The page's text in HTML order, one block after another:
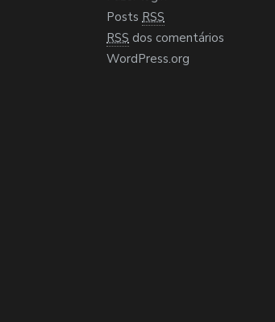
Posts RSS
RSS dos comentários
WordPress.org